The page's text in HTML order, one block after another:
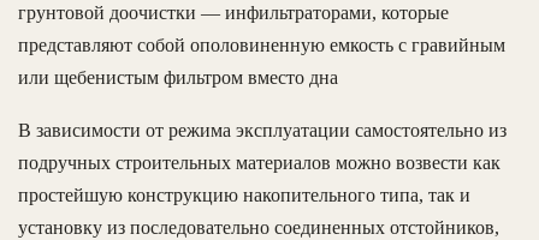
грунтовой доочистки — инфильтраторами, которые
представляют собой ополовиненную емкость с гравийным
или щебенистым фильтром вместо дна
В зависимости от режима эксплуатации самостоятельно из
подручных строительных материалов можно возвести как
простейшую конструкцию накопительного типа, так и
установку из последовательно соединенных отстойников,